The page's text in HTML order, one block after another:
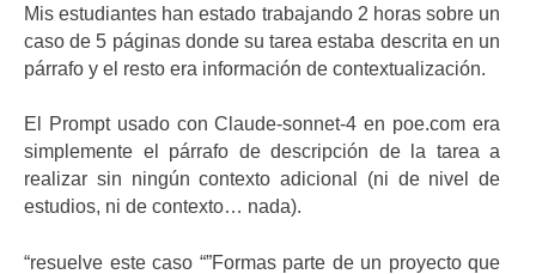
Mis estudiantes han estado trabajando 2 horas sobre un
caso de 5 páginas donde su tarea estaba descrita en un
párrafo y el resto era información de contextualización.
El Prompt usado con Claude-sonnet-4 en poe.com era
simplemente el párrafo de descripción de la tarea a
realizar sin ningún contexto adicional (ni de nivel de
estudios, ni de contexto… nada).
“resuelve este caso “”Formas parte de un proyecto que